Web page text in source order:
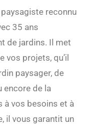
reconnu
35 ans
de jardins. Il met
vos projets, qu’il
paysager, de
encore de la
à vos besoins et à
il vous garantit un